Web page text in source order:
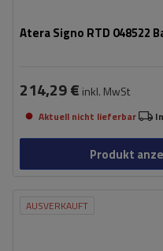
Atera Signo RTD 048522
214,29 € inkl. MwSt
Aktuell nicht lieferbar
Produkt
AUSVERKAUFT